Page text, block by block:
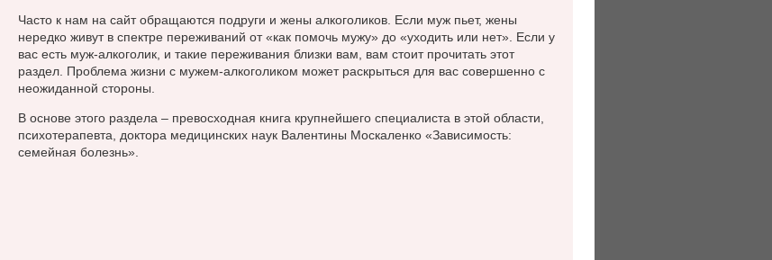
Часто к нам на сайт обращаются подруги и жены алкоголиков. Если муж пьет, жены
нередко живут в спектре переживаний от «как помочь мужу» до «уходить или нет». Если у
вас есть муж-алкоголик, и такие переживания близки вам, вам стоит прочитать этот
раздел. Проблема жизни с мужем-алкоголиком может раскрыться для вас совершенно с
неожиданной стороны.
В основе этого раздела – превосходная книга крупнейшего специалиста в этой области,
психотерапевта, доктора медицинских наук Валентины Москаленко «Зависимость:
семейная болезнь».